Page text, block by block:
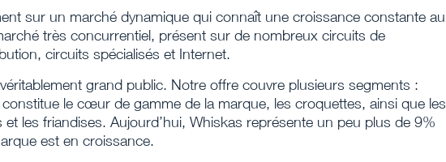
sur un marché dynamique qui connaît une croissance constante au
très concurrentiel, présent sur de nombreux circuits de
circuits spécialisés et Internet.
grand public. Notre offre couvre plusieurs segments :
constitue le cœur de gamme de la marque, les croquettes, ainsi que les
les friandises. Aujourd’hui, Whiskas représente un peu plus de 9%
est en croissance.